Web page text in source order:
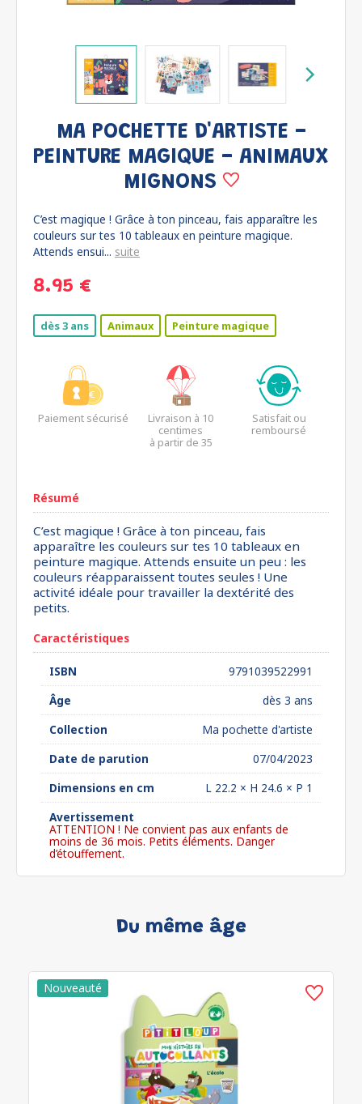
MA POCHETTE D'ARTISTE -
PEINTURE MAGIQUE - ANIMAUX
MIGNONS
C’est magique ! Grâce à ton pinceau, fais apparaître les
couleurs sur tes 10 tableaux en peinture magique.
Attends ensui... suite
8.95 €
dès 3 ans Animaux Peinture magique
Paiement sécurisé
Livraison à 10
centimes
à partir de 35
Satisfait ou
remboursé
Résumé
C’est magique ! Grâce à ton pinceau, fais
apparaître les couleurs sur tes 10 tableaux en
peinture magique. Attends ensuite un peu : les
couleurs réapparaissent toutes seules ! Une
activité idéale pour travailler la dextérité des
petits.
Caractéristiques
ISBN
9791039522991
Âge
dès 3 ans
Collection
Ma pochette d'artiste
Date de parution
07/04/2023
Dimensions en cm
L 22.2 × H 24.6 × P 1
Avertissement
ATTENTION ! Ne convient pas aux enfants de
moins de 36 mois. Petits éléments. Danger
d’étouffement.
Du même âge